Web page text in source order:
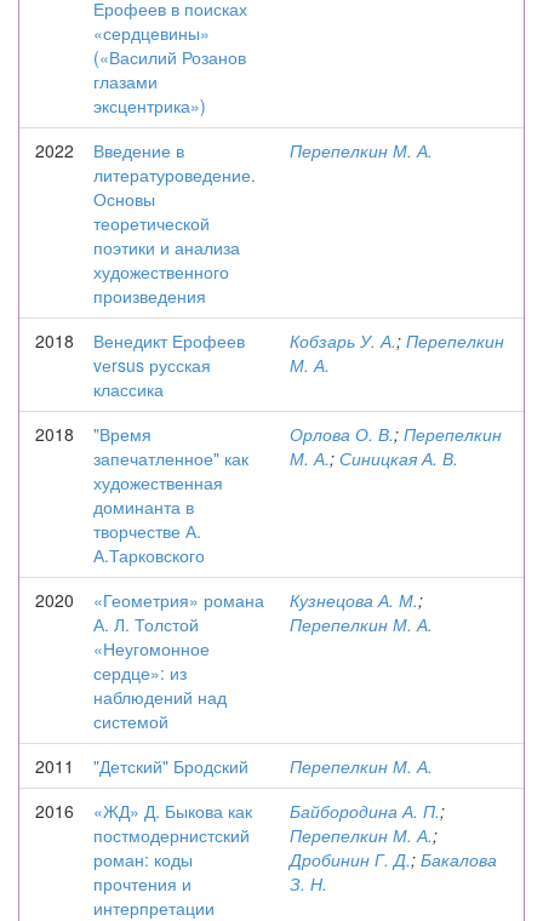
Ерофеев в поисках
«сердцевины»
(«Василий Розанов
глазами
эксцентрика»)
2022
Введение в
литературоведение.
Основы
теоретической
поэтики и анализа
художественного
произведения
Перепелкин М. А.
2018
Венедикт Ерофеев
vеrsus русская
классика
Кобзарь У. А.; Перепелкин
М. А.
2018
"Время
запечатленное" как
художественная
доминанта в
творчестве А.
А.Тарковского
Орлова О. В.; Перепелкин
М. А.; Синицкая А. В.
2020
«Геометрия» романа
А. Л. Толстой
«Неугомонное
сердце»: из
наблюдений над
системой
Кузнецова А. М.;
Перепелкин М. А.
2011 "Детский" Бродский
Перепелкин М. А.
2016
«ЖД» Д. Быкова как
постмодернистский
роман: коды
прочтения и
интерпретации
Байбородина А. П.;
Перепелкин М. А.;
Дробинин Г. Д.; Бакалова
З. Н.